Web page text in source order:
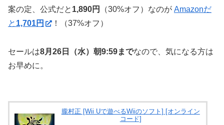
案の定、公式だと 1,890円 （30%オフ）なのが Amazonだ
と 1,701円 ！（37%オフ）
セールは8月26日（水）朝9:59までなので、気になる方は
お早めに。
朧村正 [Wii Uで遊べるWiiのソフト] [オンライン
コード]